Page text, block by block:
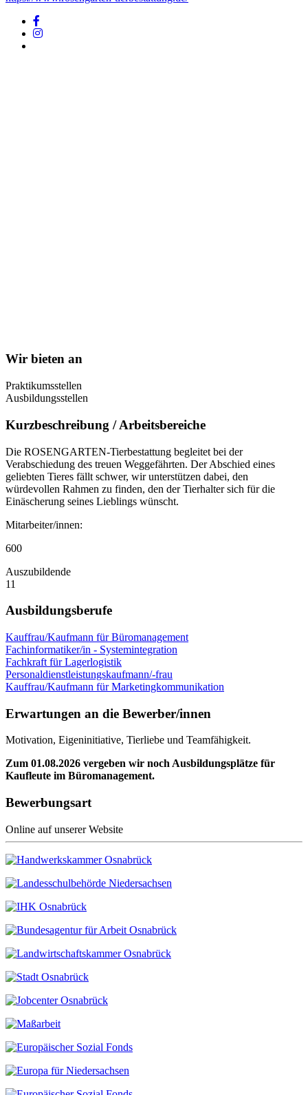
Wir bieten an
Praktikumsstellen
Ausbildungsstellen
Kurzbeschreibung / Arbeitsbereiche
Die ROSENGARTEN-Tierbestattung begleitet bei der
Verabschiedung des treuen Weggefährten. Der Abschied eines
geliebten Tieres fällt schwer, wir unterstützen dabei, den
würdevollen Rahmen zu finden, den der Tierhalter sich für die
Einäscherung seines Lieblings wünscht.
Mitarbeiter/innen:
600
Auszubildende
11
Ausbildungsberufe
Kauffrau/Kaufmann für Büromanagement
Fachinformatiker/in - Systemintegration
Fachkraft für Lagerlogistik
Personaldienstleistungskaufmann/-frau
Kauffrau/Kaufmann für Marketingkommunikation
Erwartungen an die Bewerber/innen
Motivation, Eigeninitiative, Tierliebe und Teamfähigkeit.
Zum 01.08.2026 vergeben wir noch Ausbildungsplätze für
Kaufleute im Büromanagement.
Bewerbungsart
Online auf unserer Website